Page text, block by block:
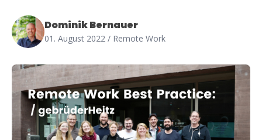
Dominik Bernauer
01. August 2022 / Remote Work